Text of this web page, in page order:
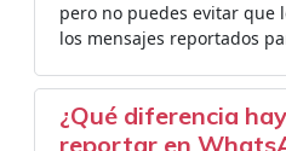
pero no puedes evitar que
los mensajes reportados
¿Qué diferencia
reportar en